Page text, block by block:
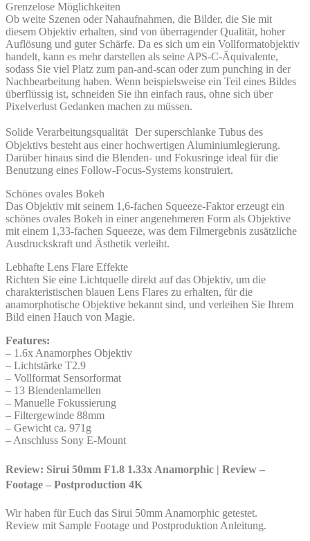
Grenzelose Möglichkeiten
Ob weite Szenen oder Nahaufnahmen, die Bilder, die Sie mit
diesem Objektiv erhalten, sind von überragender Qualität, hoher
Auflösung und guter Schärfe. Da es sich um ein Vollformatobjektiv
handelt, kann es mehr darstellen als seine APS-C-Äquivalente,
sodass Sie viel Platz zum pan-and-scan oder zum punching in der
Nachbearbeitung haben. Wenn beispielsweise ein Teil eines Bildes
überflüssig ist, schneiden Sie ihn einfach raus, ohne sich über
Pixelverlust Gedanken machen zu müssen.
Solide Verarbeitungsqualität Der superschlanke Tubus des
Objektivs besteht aus einer hochwertigen Aluminiumlegierung.
Darüber hinaus sind die Blenden- und Fokusringe ideal für die
Benutzung eines Follow-Focus-Systems konstruiert.
Schönes ovales Bokeh
Das Objektiv mit seinem 1,6-fachen Squeeze-Faktor erzeugt ein
schönes ovales Bokeh in einer angenehmeren Form als Objektive
mit einem 1,33-fachen Squeeze, was dem Filmergebnis zusätzliche
Ausdruckskraft und Ästhetik verleiht.
Lebhafte Lens Flare Effekte
Richten Sie eine Lichtquelle direkt auf das Objektiv, um die
charakteristischen blauen Lens Flares zu erhalten, für die
anamorphotische Objektive bekannt sind, und verleihen Sie Ihrem
Bild einen Hauch von Magie.
Features:
– 1.6x Anamorphes Objektiv
– Lichtstärke T2.9
– Vollformat Sensorformat
– 13 Blendenlamellen
– Manuelle Fokussierung
– Filtergewinde 88mm
– Gewicht ca. 971g
– Anschluss Sony E-Mount
Review: Sirui 50mm F1.8 1.33x Anamorphic | Review –
Footage – Postproduction 4K
Wir haben für Euch das Sirui 50mm Anamorphic getestet.
Review mit Sample Footage und Postproduktion Anleitung.